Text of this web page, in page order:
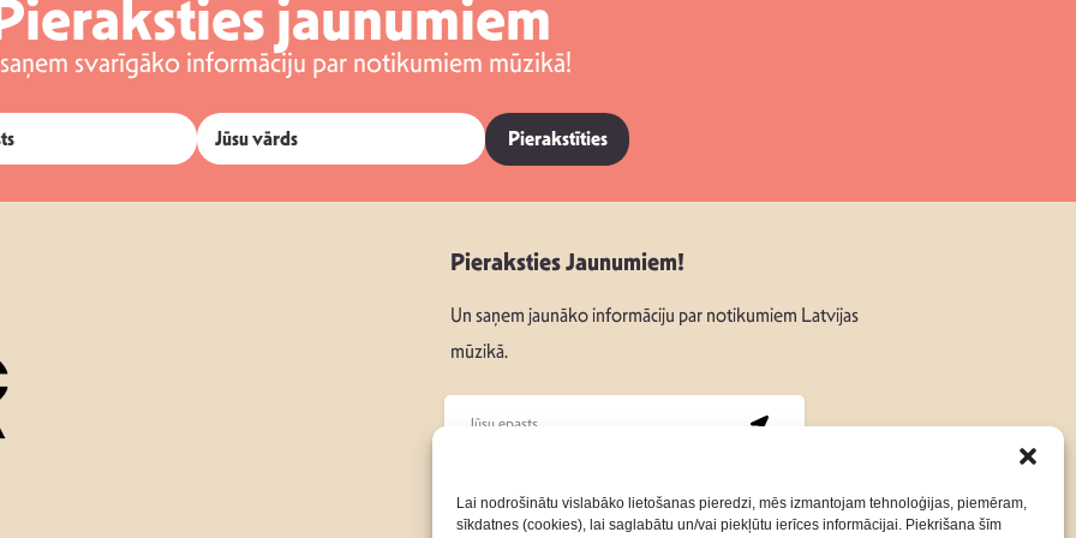
Lai nodrošinātu vislabāko lietošanas pieredzi, mēs izmantojam tehnoloģijas, piemēram,
sīkdatnes (cookies), lai saglabātu un/vai piekļūtu ierīces informācijai. Piekrišana šīm
jaunumiem
svarīgāko informāciju par notikumiem mūzikā!
Pierakstīties
Pieraksties Jaunumiem!
Un saņem jaunāko informāciju par notikumiem Latvijas
mūzikā.
Seko mums: